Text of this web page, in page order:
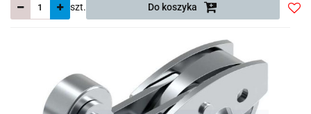
szt. Do koszyka